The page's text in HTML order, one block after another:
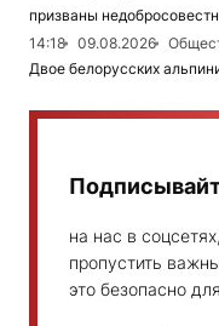
призваны
14:18
09.08.2026
Двое белорусских
на нас в
пропустить
это безопасно